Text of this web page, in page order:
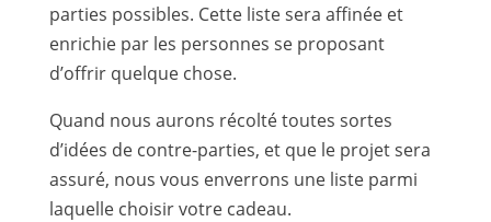
parties possibles. Cette liste sera affinée et
enrichie par les personnes se proposant
d’offrir quelque chose.
Quand nous aurons récolté toutes sortes
d’idées de contre-parties, et que le projet sera
assuré, nous vous enverrons une liste parmi
laquelle choisir votre cadeau.